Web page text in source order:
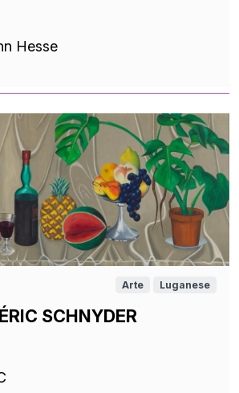
Hesse
Arte Luganese
SCHNYDER